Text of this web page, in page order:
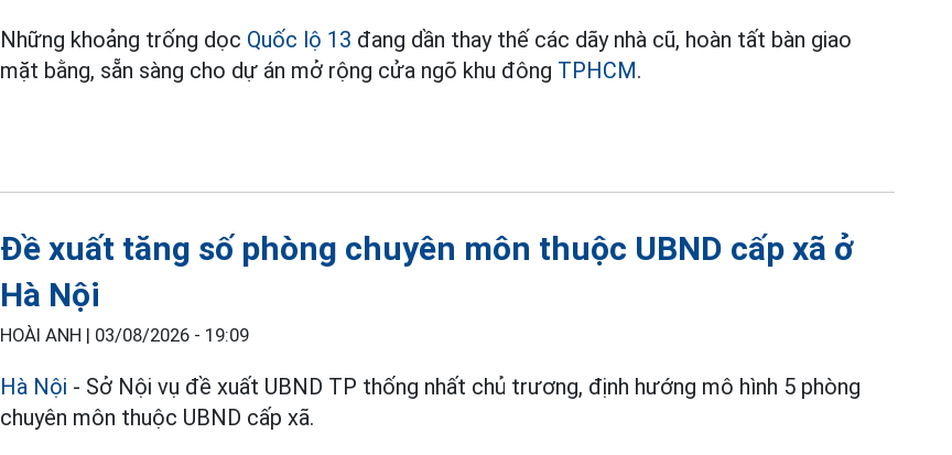
Những khoảng trống dọc Quốc lộ 13 đang dần thay thế các dãy nhà cũ, hoàn tất bàn giao
mặt bằng, sẵn sàng cho dự án mở rộng cửa ngõ khu đông TPHCM.
Đề xuất tăng số phòng chuyên môn thuộc UBND cấp xã ở
Hà Nội
HOÀI ANH | 03/08/2026 - 19:09
Hà Nội - Sở Nội vụ đề xuất UBND TP thống nhất chủ trương, định hướng mô hình 5 phòng
chuyên môn thuộc UBND cấp xã.